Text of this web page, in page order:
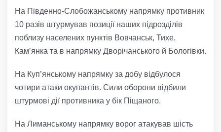
На Південно-Слобожанському напрямку противник
10 разів штурмував позиції наших підрозділів
поблизу населених пунктів Вовчанськ, Тихе,
Кам’янка та в напрямку Дворічанського й Бологівки.
На Куп’янському напрямку за добу відбулося
чотири атаки окупантів. Сили оборони відбили
штурмові дії противника у бік Піщаного.
На Лиманському напрямку ворог атакував шість